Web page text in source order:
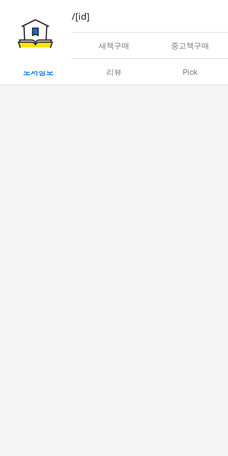
book/rent/[id]
대여 새책구매 중고책구매
도서정보 리뷰 Pick